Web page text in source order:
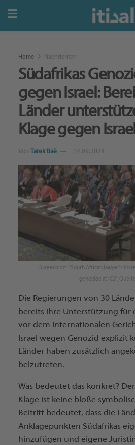
Home Nachrichten
Südafrikas
gegen Israel:
Länder
Klage gegen
Von Tarek Baé 14.09.2024
Screenshot: "South African lawyer's
genocide at ICJ",
Die Regierungen von 30
bereits ihre Unterstützung für
vor dem Internationalen
Israel wegen Genozid explizit
Länder haben zusätzlich
beizutreten.
Was bedeutet das konkret?
Klage ist keine bloße
Beitritt bedeutet, dass die
Anklagepunkten Südafrikas
hinzufügen und eigene